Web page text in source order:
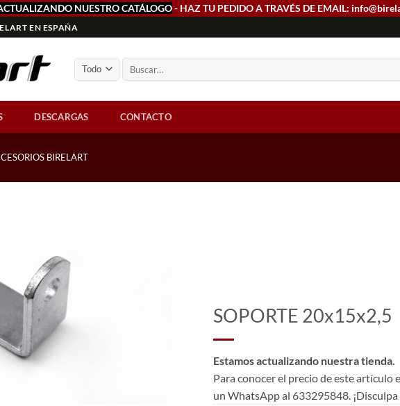
NUESTRO CATÁLOGO- HAZ TU PEDIDO A TRAVÉS DE EMAIL:
EN ESPAÑA
DESCARGAS CONTACTO
BIRELART
SOPORTE 20x15x2,5
Estamos actualizando nuestra tienda.
Para conocer el precio de este artículo
un WhatsApp al 633295848.